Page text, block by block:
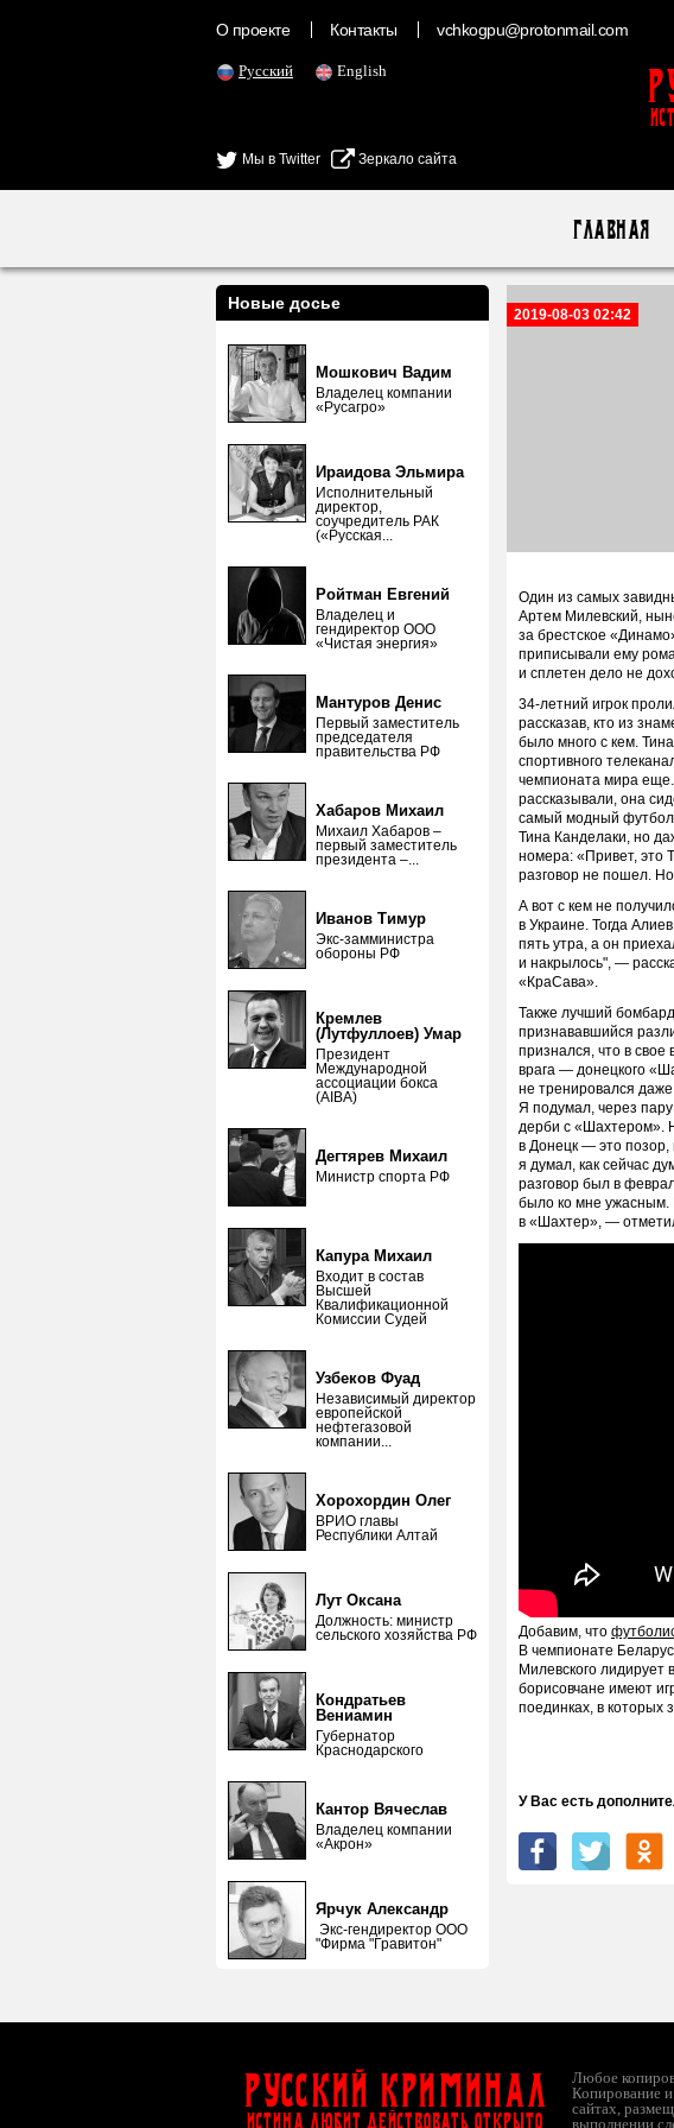
О проекте Контакты vchkogpu@protonmail.com
Русский English
Мы в Twitter Зеркало сайта
Главная
Новые досье
Мошкович Вадим
Владелец компании
«Русагро»
Ираидова Эльмира
Исполнительный
директор,
соучредитель РАК
(«Русская...
Ройтман Евгений
Владелец и
гендиректор ООО
«Чистая энергия»
Мантуров Денис
Первый заместитель
председателя
правительства РФ
Хабаров Михаил
Михаил Хабаров –
первый заместитель
президента –...
Иванов Тимур
Экс-замминистра
обороны РФ
Кремлев
(Лутфуллоев) Умар
Президент
Международной
ассоциации бокса
(AIBA)
Дегтярев Михаил
Министр спорта РФ
Капура Михаил
Входит в состав
Высшей
Квалификационной
Комиссии Судей
Узбеков Фуад
Независимый директор
европейской
нефтегазовой
компании...
Хорохордин Олег
ВРИО главы
Республики Алтай
Лут Оксана
Должность: министр
сельского хозяйства РФ
Кондратьев
Вениамин
Губернатор
Краснодарского
Кантор Вячеслав
Владелец компании
«Акрон»
Ярчук Александр
Экс-гендиректор ООО
"Фирма "Гравитон"
2019-08-03 02:42
Один из самых
Артем Милевский,
за брестское
приписывали ему
и сплетен дело не
34-летний игрок
рассказав, кто из
было много с кем.
спортивного
чемпионата мира
рассказывали, она
самый модный
Тина Канделаки, но
номера: «Привет, это
разговор не пошел.
А вот с кем не
в Украине. Тогда
пять утра, а он
и накрылось", —
«КраСава».
Также лучший
признававшийся
признался, что в свое
врага — донецкого
не тренировался
Я подумал, через
дерби с «Шахтером».
в Донецк — это позор,
я думал, как сейчас
разговор был в
было ко мне ужасным.
в «Шахтер», —
Добавим, что
В чемпионате
Милевского лидирует
борисовчане имеют
поединках, в которых
У Вас есть
Русский Криминал
ИСТИНА ЛЮБИТ ДЕЙСТВОВАТЬ ОТКРЫТО
Любое
Копирование
сайтах,
выполнении